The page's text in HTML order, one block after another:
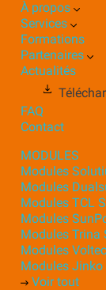
À propos
Services
Formations
Partenaires
Actualités
FAQ
Contact
MODULES
Modules
Modules
Modules TCL
Modules
Modules Trina
Modules
Modules Jinko
Voir tout